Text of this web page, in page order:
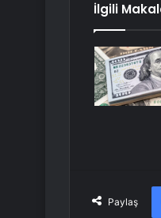
İlgili
Paylaş